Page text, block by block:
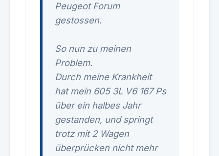
Peugeot Forum
gestossen.
So nun zu meinen
Problem.
Durch meine Krankheit
hat mein 605 3L V6 167 Ps
über ein halbes Jahr
gestanden, und springt
trotz mit 2 Wagen
überprücken nicht mehr